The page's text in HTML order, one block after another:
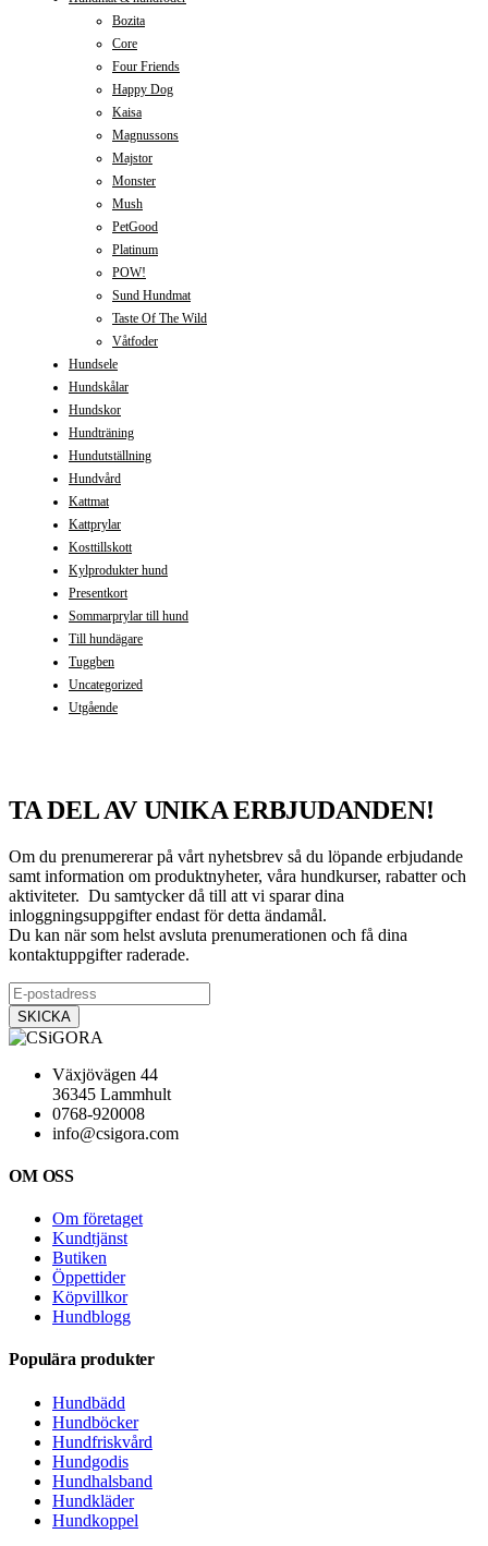
Bozita
Core
Four Friends
Happy Dog
Kaisa
Magnussons
Majstor
Monster
Mush
PetGood
Platinum
POW!
Sund Hundmat
Taste Of The Wild
Våtfoder
Hundsele
Hundskålar
Hundskor
Hundträning
Hundutställning
Hundvård
Kattmat
Kattprylar
Kosttillskott
Kylprodukter hund
Presentkort
Sommarprylar till hund
Till hundägare
Tuggben
Uncategorized
Utgående
TA DEL AV UNIKA ERBJUDANDEN!
Om du prenumererar på vårt nyhetsbrev så du löpande erbjudande
samt information om produktnyheter, våra hundkurser, rabatter och
aktiviteter. Du samtycker då till att vi sparar dina
inloggningsuppgifter endast för detta ändamål.
Du kan när som helst avsluta prenumerationen och få dina
kontaktuppgifter raderade.
Växjövägen 44
36345 Lammhult
0768-920008
info@csigora.com
OM OSS
Om företaget
Kundtjänst
Butiken
Öppettider
Köpvillkor
Hundblogg
Populära produkter
Hundbädd
Hundböcker
Hundfriskvård
Hundgodis
Hundhalsband
Hundkläder
Hundkoppel